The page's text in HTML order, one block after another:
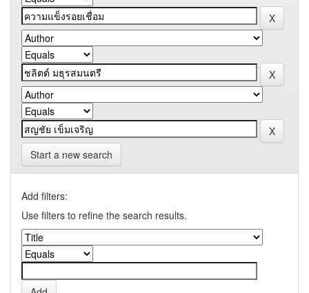
Start a new search
Add filters:
Use filters to refine the search results.